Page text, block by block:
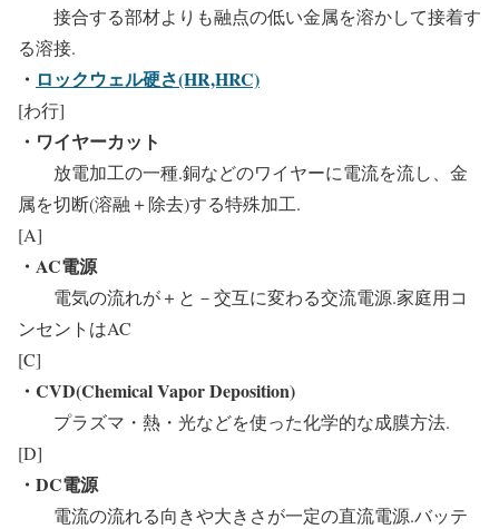
接合する部材よりも融点の低い金属を溶かして接着す
る溶接.
・ ロックウェル硬さ(HR,HRC)
[わ行]
・ワイヤーカット
放電加工の一種.銅などのワイヤーに電流を流し、金
属を切断(溶融＋除去)する特殊加工.
[A]
・AC電源
電気の流れが＋と－交互に変わる交流電源.家庭用コ
ンセントはAC
[C]
・CVD(Chemical Vapor Deposition)
プラズマ・熱・光などを使った化学的な成膜方法.
[D]
・DC電源
電流の流れる向きや大きさが一定の直流電源.バッテ